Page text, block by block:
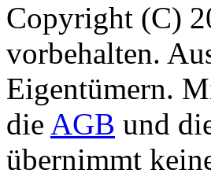
Copyright (C)
vorbehalten.
Eigentümern.
die AGB und
übernimmt